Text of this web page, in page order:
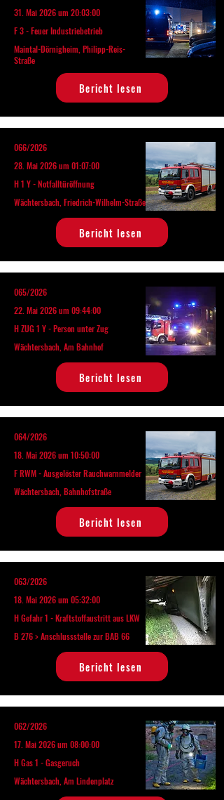
31. Mai 2026 um 20:03:00
F 3 - Feuer Industriebetrieb
Maintal-Dörnigheim, Philipp-Reis-
Straße
Bericht lesen
066/2026
28. Mai 2026 um 01:07:00
H 1 Y - Notfalltüröffnung
Wächtersbach, Friedrich-Wilhelm-Straße
Bericht lesen
065/2026
22. Mai 2026 um 09:44:00
H ZUG 1 Y - Person unter Zug
Wächtersbach, Am Bahnhof
Bericht lesen
064/2026
18. Mai 2026 um 10:50:00
F RWM - Ausgelöster Rauchwarnmelder
Wächtersbach, Bahnhofstraße
Bericht lesen
063/2026
18. Mai 2026 um 05:32:00
H Gefahr 1 - Kraftstoffaustritt aus LKW
B 276 > Anschlussstelle zur BAB 66
Bericht lesen
062/2026
17. Mai 2026 um 08:00:00
H Gas 1 - Gasgeruch
Wächtersbach, Am Lindenplatz